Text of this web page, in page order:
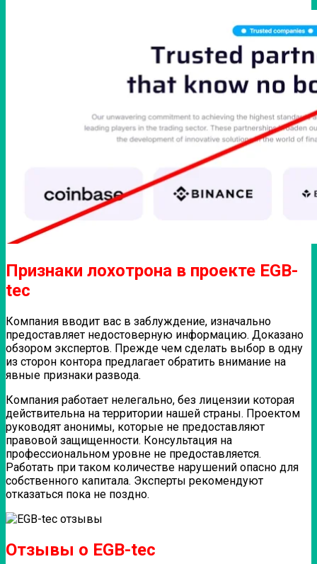
Признаки лохотрона в проекте EGB-
tec
Компания вводит вас в заблуждение, изначально
предоставляет недостоверную информацию. Доказано
обзором экспертов. Прежде чем сделать выбор в одну
из сторон контора предлагает обратить внимание на
явные признаки развода.
Компания работает нелегально, без лицензии которая
действительна на территории нашей страны. Проектом
руководят анонимы, которые не предоставляют
правовой защищенности. Консультация на
профессиональном уровне не предоставляется.
Работать при таком количестве нарушений опасно для
собственного капитала. Эксперты рекомендуют
отказаться пока не поздно.
Отзывы о EGB-tec